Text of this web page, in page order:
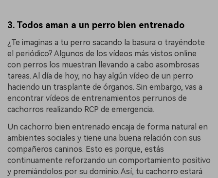
3. Todos aman a un perro bien entrenado
¿Te imaginas a tu perro sacando la basura o trayéndote
el periódico? Algunos de los vídeos más vistos online
con perros los muestran llevando a cabo asombrosas
tareas. Al día de hoy, no hay algún vídeo de un perro
haciendo un trasplante de órganos. Sin embargo, vas a
encontrar vídeos de entrenamientos perrunos de
cachorros realizando RCP de emergencia.
Un cachorro bien entrenado encaja de forma natural en
ambientes sociales y tiene una buena relación con sus
compañeros caninos. Esto es porque, estás
continuamente reforzando un comportamiento positivo
y premiándolos por su dominio. Así, tu cachorro estará